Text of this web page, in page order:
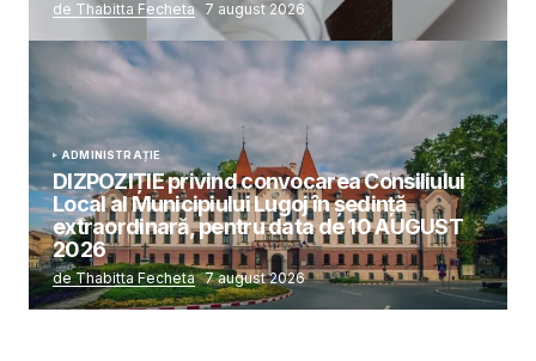
de Thabitta Fecheta 7 august 2026
ADMINISTRAȚIE
DIZPOZIȚIE privind convocarea Consiliului
Local al Municipiului Lugoj în şedinţă
extraordinară, pentru data de 10 AUGUST
2026
de Thabitta Fecheta 7 august 2026